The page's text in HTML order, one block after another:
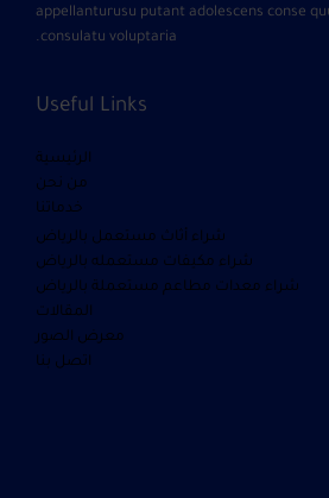
appellanturusu putant adolescens conse
consulatu voluptaria.
Useful Links
الرئيسية
من نحن
خدماتنا
شراء أثاث مستعمل بالرياض
شراء مكيفات مستعمله بالرياض
شراء معدات مطاعم مستعملة بالرياض
المقالات
معرض الصور
اتصل بنا